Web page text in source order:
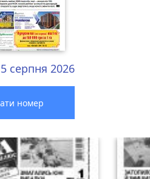
серпня 2026
номер